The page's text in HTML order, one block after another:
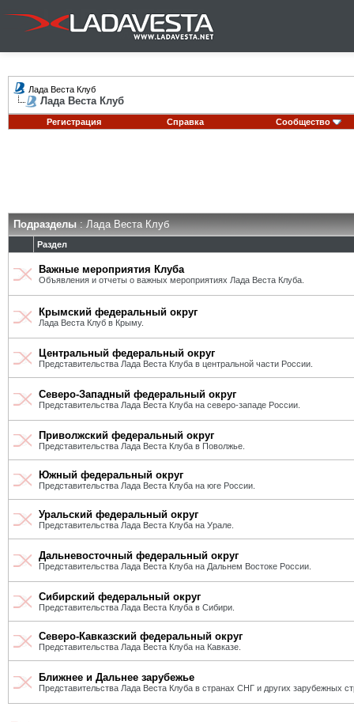
Лада Веста Клуб
Лада Веста Клуб
Регистрация Справка Сообщество
Подразделы: Лада Веста Клуб
Раздел
Важные мероприятия Клуба
Объявления и отчеты о важных мероприятиях Лада Веста Клуба.
Крымский федеральный округ
Лада Веста Клуб в Крыму.
Центральный федеральный округ
Представительства Лада Веста Клуба в центральной части России.
Северо-Западный федеральный округ
Представительства Лада Веста Клуба на северо-западе России.
Приволжский федеральный округ
Представительства Лада Веста Клуба в Поволжье.
Южный федеральный округ
Представительства Лада Веста Клуба на юге России.
Уральский федеральный округ
Представительства Лада Веста Клуба на Урале.
Дальневосточный федеральный округ
Представительства Лада Веста Клуба на Дальнем Востоке России.
Сибирский федеральный округ
Представительства Лада Веста Клуба в Сибири.
Северо-Кавказский федеральный округ
Представительства Лада Веста Клуба на Кавказе.
Ближнее и Дальнее зарубежье
Представительства Лада Веста Клуба в странах СНГ и других зарубежных